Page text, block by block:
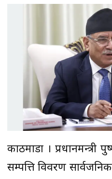
काठमाडौं । प्रधानमन्त्री
सम्पत्ति विवरण